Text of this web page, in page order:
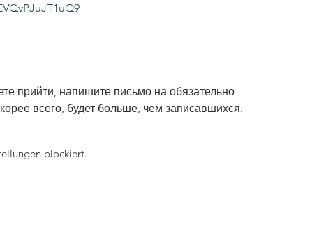
прийти, напишите письмо на обязательно
всего, будет больше, чем записавшихся.
blockiert.